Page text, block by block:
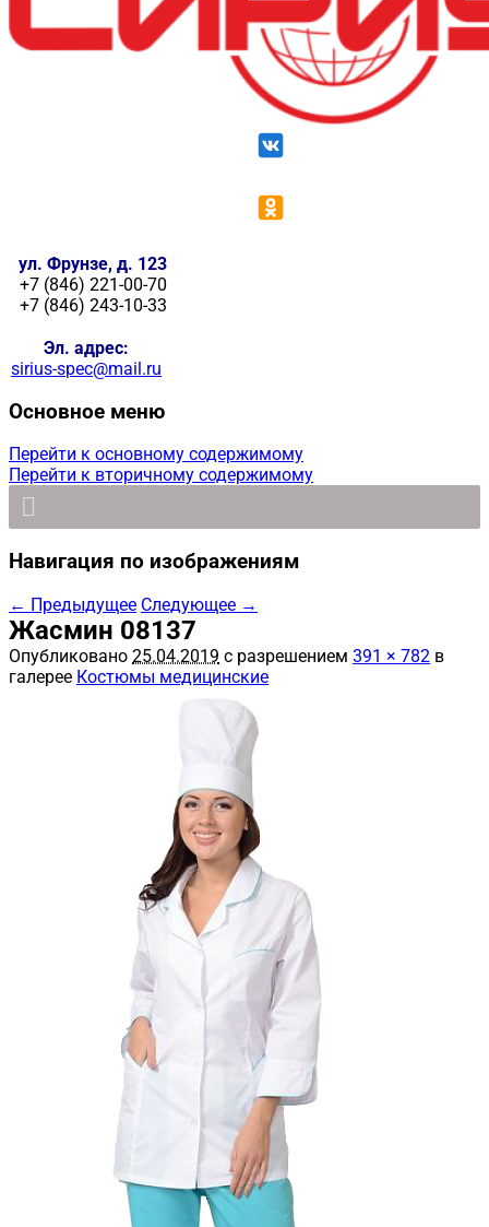
ул. Фрунзе, д. 123
+7 (846) 221-00-70
+7 (846) 243-10-33
Эл. адрес:
sirius-spec@mail.ru
Основное меню
Перейти к основному содержимому
Перейти к вторичному содержимому
Навигация по изображениям
← Предыдущее Следующее →
Жасмин 08137
Опубликовано 25.04.2019 с разрешением 391 × 782 в
галерее Костюмы медицинские